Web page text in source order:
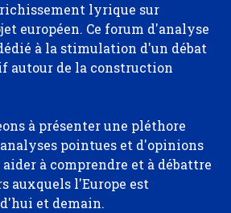
lyrique sur
européen. Ce forum d'analyse
à la stimulation d'un débat
autour de la construction
à présenter une pléthore
pointues et d'opinions
à comprendre et à débattre
auxquels l'Europe est
et demain.